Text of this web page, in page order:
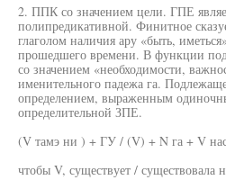
2. ППК со значением цели. ГПЕ
полипредикативной. Финитное
глаголом наличия ару «быть,
прошедшего времени. В функции
со значением «необходимости,
именительного падежа га.
определением, выраженным
определительной ЗПЕ.
(V тамэ ни ) + ГУ / (V) + N га + V
чтобы V, существует / существовала